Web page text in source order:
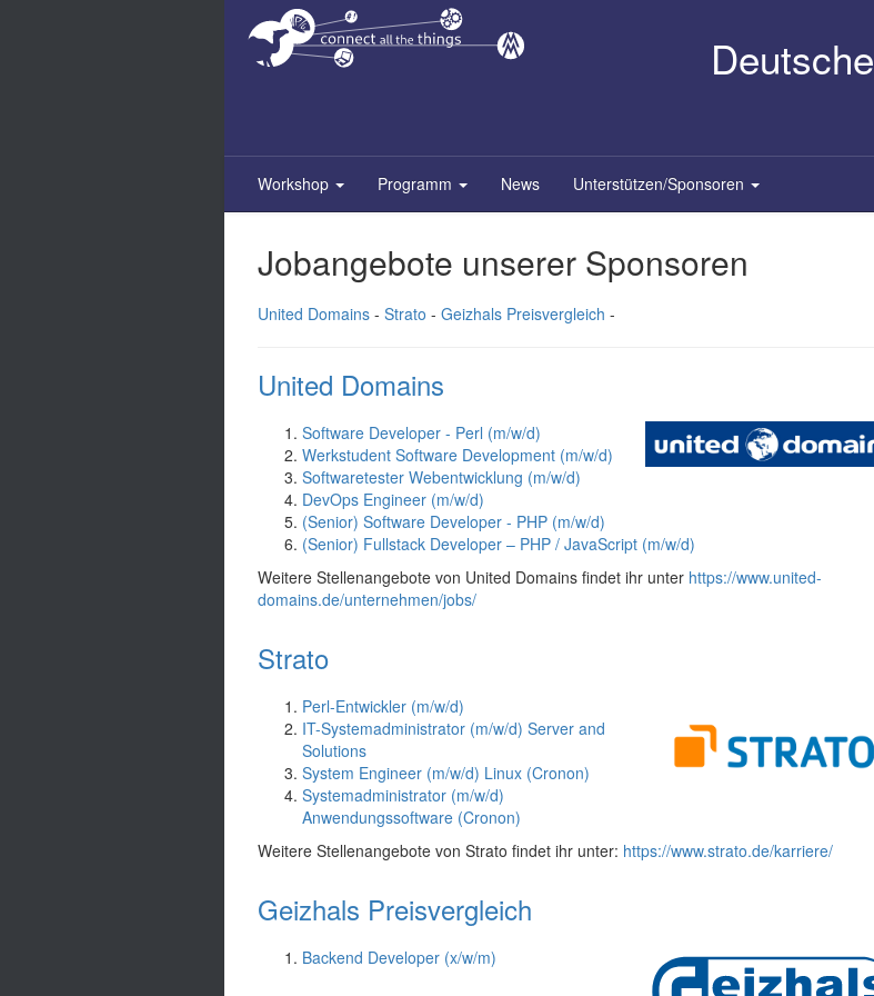
Inhalt
springen
Workshop Programm News Unterstützen/Sponsoren
Jobangebote unserer Sponsoren
United Domains - Strato - Geizhals Preisvergleich -
United Domains
Software Developer - Perl (m/w/d)
Werkstudent Software Development (m/w/d)
Softwaretester Webentwicklung (m/w/d)
DevOps Engineer (m/w/d)
(Senior) Software Developer - PHP (m/w/d)
(Senior) Fullstack Developer – PHP / JavaScript (m/w/d)
Weitere Stellenangebote von United Domains findet ihr unter https://www.united-
domains.de/unternehmen/jobs/
Strato
Perl-Entwickler (m/w/d)
IT-Systemadministrator (m/w/d) Server and
Solutions
System Engineer (m/w/d) Linux (Cronon)
Systemadministrator (m/w/d)
Anwendungssoftware (Cronon)
Weitere Stellenangebote von Strato findet ihr unter: https://www.strato.de/karriere/
Geizhals Preisvergleich
Backend Developer (x/w/m)